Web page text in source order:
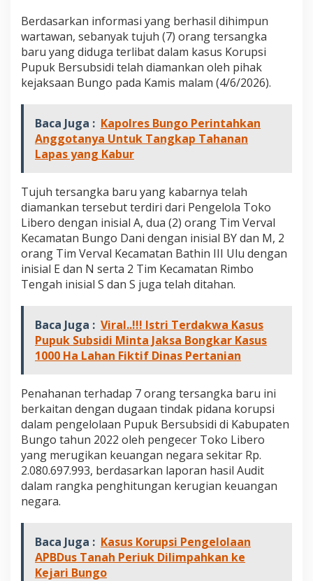
B
u
n
g
o
K
a
l
h
a
n
7
O
r
a
n
g
e
r
s
a
k
a
B
a
r
u
Berdasarkan informasi yang berhasil dihimpun
wartawan, sebanyak tujuh (7) orang tersangka
baru yang diduga terlibat dalam kasus Korupsi
Pupuk Bersubsidi telah diamankan oleh pihak
kejaksaan Bungo pada Kamis malam (4/6/2026).
Baca Juga : Kapolres Bungo Perintahkan
Anggotanya Untuk Tangkap Tahanan
Lapas yang Kabur
Tujuh tersangka baru yang kabarnya telah
diamankan tersebut terdiri dari Pengelola Toko
Libero dengan inisial A, dua (2) orang Tim Verval
Kecamatan Bungo Dani dengan inisial BY dan M, 2
orang Tim Verval Kecamatan Bathin III Ulu dengan
inisial E dan N serta 2 Tim Kecamatan Rimbo
Tengah inisial S dan S juga telah ditahan.
Baca Juga : Viral..!!! Istri Terdakwa Kasus
Pupuk Subsidi Minta Jaksa Bongkar Kasus
1000 Ha Lahan Fiktif Dinas Pertanian
Penahanan terhadap 7 orang tersangka baru ini
berkaitan dengan dugaan tindak pidana korupsi
dalam pengelolaan Pupuk Bersubsidi di Kabupaten
Bungo tahun 2022 oleh pengecer Toko Libero
yang merugikan keuangan negara sekitar Rp.
2.080.697.993, berdasarkan laporan hasil Audit
dalam rangka penghitungan kerugian keuangan
negara.
Baca Juga : Kasus Korupsi Pengelolaan
APBDus Tanah Periuk Dilimpahkan ke
Kejari Bungo